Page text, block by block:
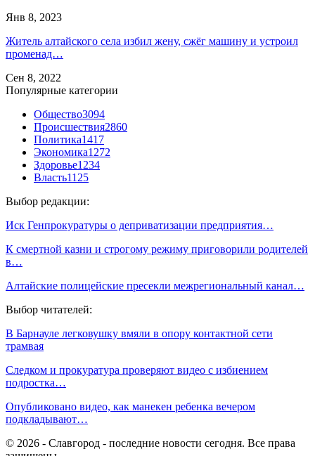
Янв 8, 2023
Житель алтайского села избил жену, сжёг машину и устроил
променад…
Сен 8, 2022
Популярные категории
Общество3094
Происшествия2860
Политика1417
Экономика1272
Здоровье1234
Власть1125
Выбор редакции:
Иск Генпрокуратуры о деприватизации предприятия…
К смертной казни и строгому режиму приговорили родителей
в…
Алтайские полицейские пресекли межрегиональный канал…
Выбор читателей:
В Барнауле легковушку вмяли в опору контактной сети
трамвая
Следком и прокуратура проверяют видео с избиением
подростка…
Опубликовано видео, как манекен ребенка вечером
подкладывают…
© 2026 - Славгород - последние новости сегодня. Все права